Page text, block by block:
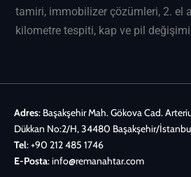
tamiri, immobilizer çözümleri, 2. el
kilometre tespiti, kap ve pil
Adres: Başakşehir Mah. Gökova Cad.
Dükkan No:2/H, 34480 Başakşehir/
Tel:+90 212 485 1746
E-Posta:info@remanahtar.com